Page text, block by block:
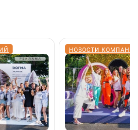
НОВОСТИ